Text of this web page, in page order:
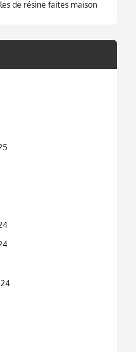
de résine faites maison